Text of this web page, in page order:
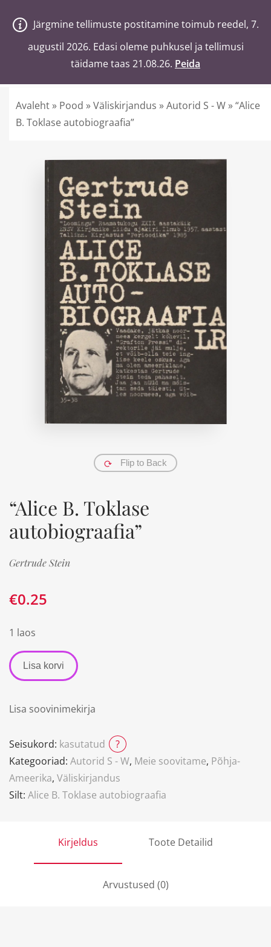
Vana ja Hea
Otsi poest märksõnaga
Ostukorv 0
Avaleht » Pood »Väliskirjandus »Autorid S - W »“Alice
B. Toklase autobiograafia”
Flip to Back
“Alice B. Toklase
autobiograafia”
Gertrude Stein
€0.25
1 laos
Lisa korvi
Lisa soovinimekirja
Seisukord: kasutatud
?
Kategooriad: Autorid S - W, Meie soovitame, Põhja-
Ameerika, Väliskirjandus
Silt: Alice B. Toklase autobiograafia
Kirjeldus Toote Detailid
Arvustused (0)
Järgmine tellimuste postitamine toimub reedel, 7.
augustil 2026. Edasi oleme puhkusel ja tellimusi
täidame taas 21.08.26. Peida
Järgmine tellimuste postitamine toimub reedel, 7.
augustil 2026. Edasi oleme puhkusel ja tellimusi
täidame taas 21.08.26. Peida